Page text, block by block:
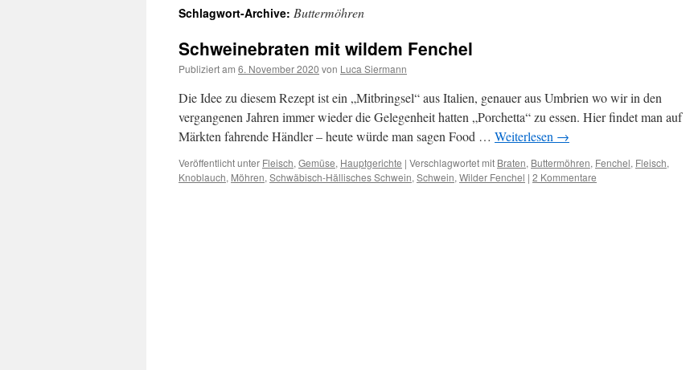
springen
Schlagwort-Archive: Buttermöhren
Schweinebraten mit wildem Fenchel
Publiziert am 6. November 2020 von Luca Siermann
Die Idee zu diesem Rezept ist ein „Mitbringsel“ aus Italien, genauer aus Umbrien wo wir in den
vergangenen Jahren immer wieder die Gelegenheit hatten „Porchetta“ zu essen. Hier findet man auf
Märkten fahrende Händler – heute würde man sagen Food … Weiterlesen →
Veröffentlicht unter Fleisch, Gemüse, Hauptgerichte | Verschlagwortet mit Braten, Buttermöhren, Fenchel, Fleisch,
Knoblauch, Möhren, Schwäbisch-Hällisches Schwein, Schwein, Wilder Fenchel | 2 Kommentare